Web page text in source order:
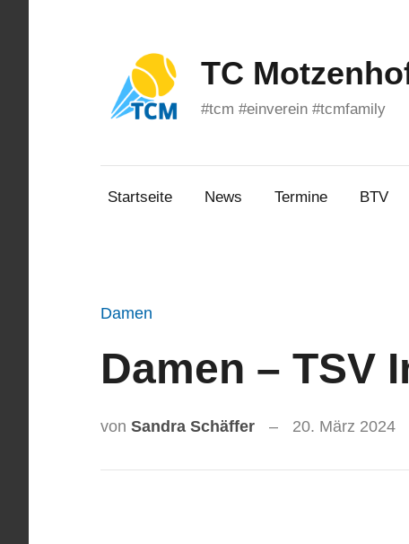
TC
#tcm #einverein #tcmfamily
Startseite News Termine BTV
Damen
Damen – TSV
von Sandra Schäffer 20. März 2024